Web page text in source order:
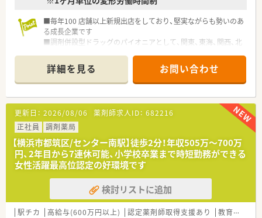
■毎年100 店舗以上新規出店をしており、堅実ながらも勢いのあ
る成長企業です
■調剤併設型ドラッグのパイオニアとして、関東、東海、関西、北
■研修制度は様々なプランがあり、集合研修だけでなく任意で受
講可能な研修も幅広く用意されています
■店舗で活躍する従業員、社外で活躍する従業員、将来経営幹部
となる従業員など、薬剤師として様々な活躍ができるフィールド
を用意されています
■総合薬剤師・調剤薬剤師（土日休み・19時までの勤務）どちらか
の働き方を選択できます
■調剤併設型だけでなく「医療モール・クリニック併設店舗」「敷
地内薬局」「訪問調剤特化型店舗」など様々な店舗を運営してい
ます
■在宅医療にも積極的取り組んでおり「訪問調剤特化型店舗」を
50店舗以上、無菌調剤室は業界最多の51店舗設置しています
■「プラチナくるみん認定企業」「健康経営優良法人2023（大規模
法人部門）認定」等を取得し一人ひとりが働きやすい環境が整備
されています
詳細を見る お問い合わせ
更新日： 2026/08/06 薬剤師求人ID： 682216
正社員
調剤薬局
【横浜市都筑区/センター南駅】徒歩2分！年収505万～700万
円、2年目から7連休可能、小学校卒業まで時短勤務ができる
女性活躍最高位認定の好環境です
検討リストに追加
駅チカ 高給与(600万円以上) 認定薬剤師取得支援あり 教育制度あり